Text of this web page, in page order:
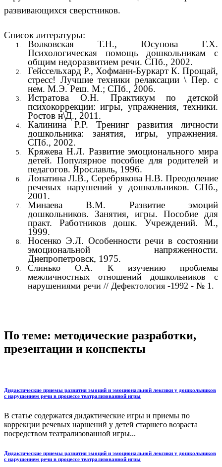
развивающихся сверстников.
Список литературы:
Волковская Т.Н., Юсупова Г.Х.
Психологическая помощь дошкольникам с
общим недоразвитием речи. СПб., 2002.
Гейссельхард Р., Хофманн-Буркарт К. Прощай,
стресс! Лучшие техники релаксации \ Пер. с
нем. М.Э. Реш. М.; СПб., 2006.
Истратова О.Н. Практикум по детской
психокоррекции: игры, упражнения, техники.
Ростов н\Д., 2011.
Калинина Р.Р. Тренинг развития личности
дошкольника: занятия, игры, упражнения.
СПб., 2002.
Кряжева Н.Л. Развитие эмоционального мира
детей. Популярное пособие для родителей и
педагогов. Ярославль, 1996.
Лопатина Л.В., Серебрякова Н.В. Преодоление
речевых нарушений у дошкольников. СПб.,
2001.
Минаева В.М. Развитие эмоций
дошкольников. Занятия, игры. Пособие для
практ. Работников дошк. Учреждений. М.,
1999.
Носенко Э.Л. Особенности речи в состоянии
эмоциональной напряженности.
Днепропетровск, 1975.
Слинько О.А. К изучению проблемы
межличностных отношений дошкольников с
нарушениями речи // Дефектология -1992 - № 1.
По теме: методические разработки,
презентации и конспекты
Дидактические приемы развития эмоций и эмоциональной лексики у дошкольников
с нарушением речи в процессе театрализованной игры
В статье содержатся дидактические игры и приемы по
коррекции речевых наршений у детей старшего возраста
посредством театрализованной игры...
Дидактические приемы развития эмоций и эмоциональной лексики у дошкольников
с нарушением речи в процессе театрализованной игры